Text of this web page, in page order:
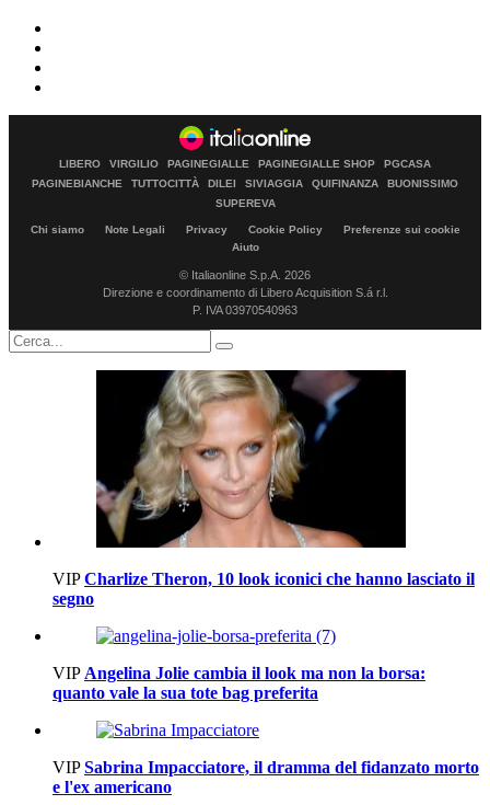
LIBERO VIRGILIO PAGINEGIALLE PAGINEGIALLE SHOP
PGCASA
PAGINEBIANCHE
TUTTOCITTÀ DILEI SIVIAGGIA QUIFINANZA
BUONISSIMO
SUPEREVA
Chi siamo Note Legali Privacy Cookie Policy
Preferenze sui cookie
Aiuto
© Italiaonline S.p.A. 2026
Direzione e coordinamento di Libero Acquisition S.á r.l.
P. IVA 03970540963
VIP Charlize Theron, 10 look iconici che hanno lasciato il
segno
VIP Angelina Jolie cambia il look ma non la borsa:
quanto vale la sua tote bag preferita
VIP Sabrina Impacciatore, il dramma del fidanzato morto
e l'ex americano